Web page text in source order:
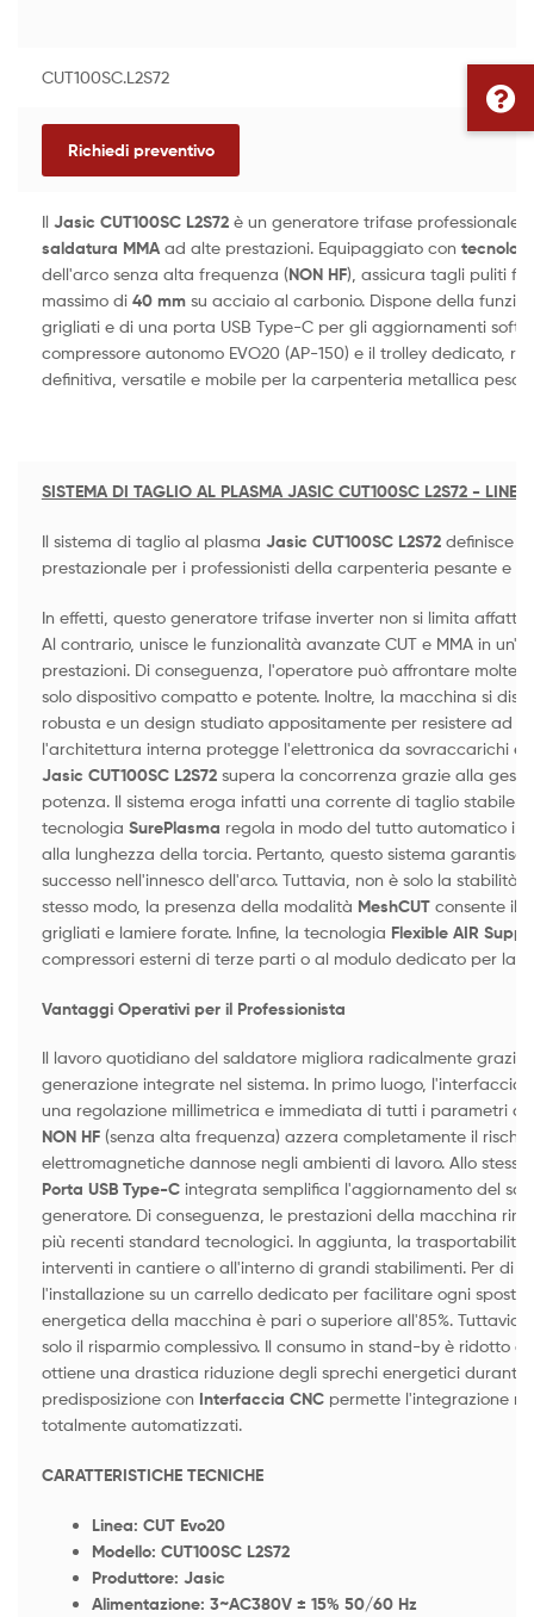
CUT100SC.L2S72
Richiedi preventivo
Il Jasic CUT100SC L2S72è un generatore trifase professionale
saldatura MMAad alte prestazioni. Equipaggiato con
dell'arco senza alta frequenza (NON HF), assicura tagli puliti
massimo di 40 mmsu acciaio al carbonio. Dispone della
grigliati e di una porta USB Type-C per gli aggiornamenti
compressore autonomo EVO20 (AP-150) e il trolley dedicato,
definitiva, versatile e mobile per la carpenteria metallica
SISTEMA DI TAGLIO AL PLASMA JASIC CUT100SC L2S72 -
Il sistema di taglio al plasma Jasic CUT100SC L2S72definisce
prestazionale per i professionisti della carpenteria pesante e
In effetti, questo generatore trifase inverter non si limita affatto
Al contrario, unisce le funzionalità avanzate CUT e MMA in
prestazioni. Di conseguenza, l'operatore può affrontare
solo dispositivo compatto e potente. Inoltre, la macchina si
robusta e un design studiato appositamente per resistere ad
l'architettura interna protegge l'elettronica da sovraccarichi e
Jasic CUT100SC L2S72supera la concorrenza grazie alla
potenza. Il sistema eroga infatti una corrente di taglio stabile
tecnologia SurePlasma regola in modo del tutto automatico i
alla lunghezza della torcia. Pertanto, questo sistema
successo nell'innesco dell'arco. Tuttavia, non è solo la stabilità
stesso modo, la presenza della modalità MeshCUTconsente il
grigliati e lamiere forate. Infine, la tecnologia Flexible AIR
compressori esterni di terze parti o al modulo dedicato per la
Vantaggi Operativi per il Professionista
Il lavoro quotidiano del saldatore migliora radicalmente grazie
generazione integrate nel sistema. In primo luogo,
una regolazione millimetrica e immediata di tutti i parametri di
NON HF(senza alta frequenza) azzera completamente il
elettromagnetiche dannose negli ambienti di lavoro. Allo
Porta USB Type-Cintegrata semplifica l'aggiornamento del
generatore. Di conseguenza, le prestazioni della macchina
più recenti standard tecnologici. In aggiunta, la
interventi in cantiere o all'interno di grandi stabilimenti. Per di
l'installazione su un carrello dedicato per facilitare ogni
energetica della macchina è pari o superiore all'85%.
solo il risparmio complessivo. Il consumo in stand-by è ridotto a
ottiene una drastica riduzione degli sprechi energetici durante
predisposizione con Interfaccia CNCpermette l'integrazione
totalmente automatizzati.
CARATTERISTICHE TECNICHE
Linea: CUT Evo20
Modello: CUT100SC L2S72
Produttore: Jasic
Alimentazione: 3~AC380V ± 15% 50/60 Hz